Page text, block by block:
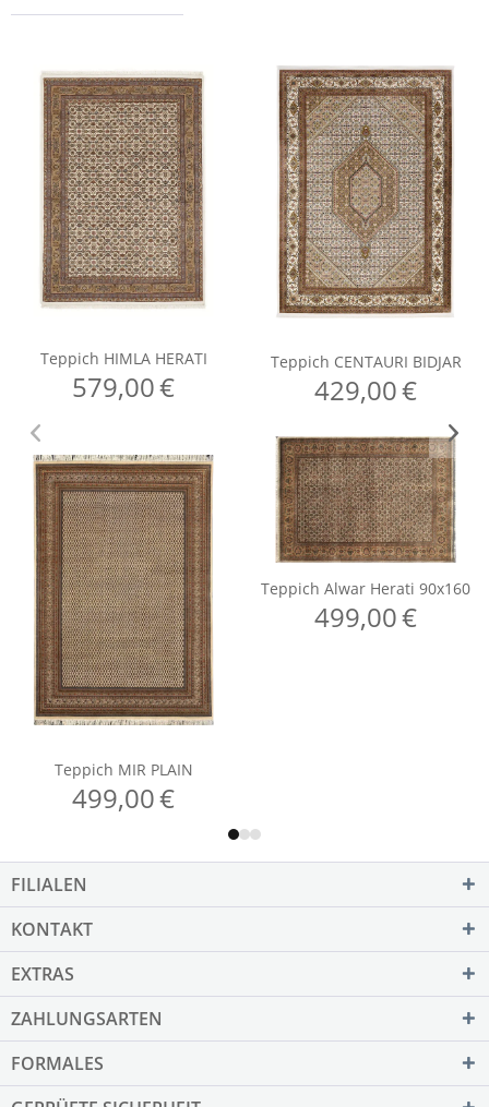
FILIALEN
KONTAKT
EXTRAS
ZAHLUNGSARTEN
FORMALES